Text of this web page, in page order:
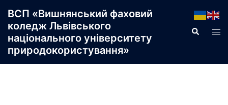
до
вмісту
ВСП «Вишнянський фаховий
коледж Львівського
національного університету
природокористування»
Пошук